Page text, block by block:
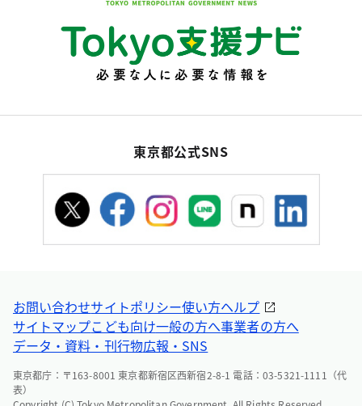
東京都公式SNS
お問い合わせサイトポリシー使い方ヘルプ
サイトマップこども向け一般の方へ事業者の方へ
データ・資料・刊行物広報・SNS
東京都庁：〒163-8001 東京都新宿区西新宿2-8-1 電話：03-5321-1111（代
表）